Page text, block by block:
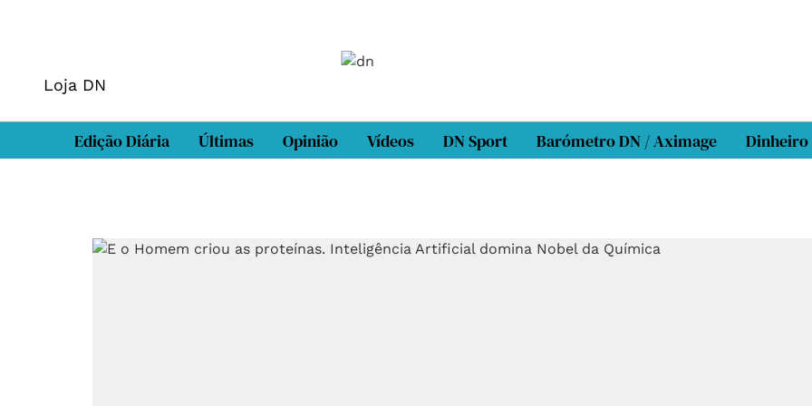
Loja DN
Edição Diária Últimas Opinião Vídeos DN Sport Barómetro DN / Aximage Dinheiro